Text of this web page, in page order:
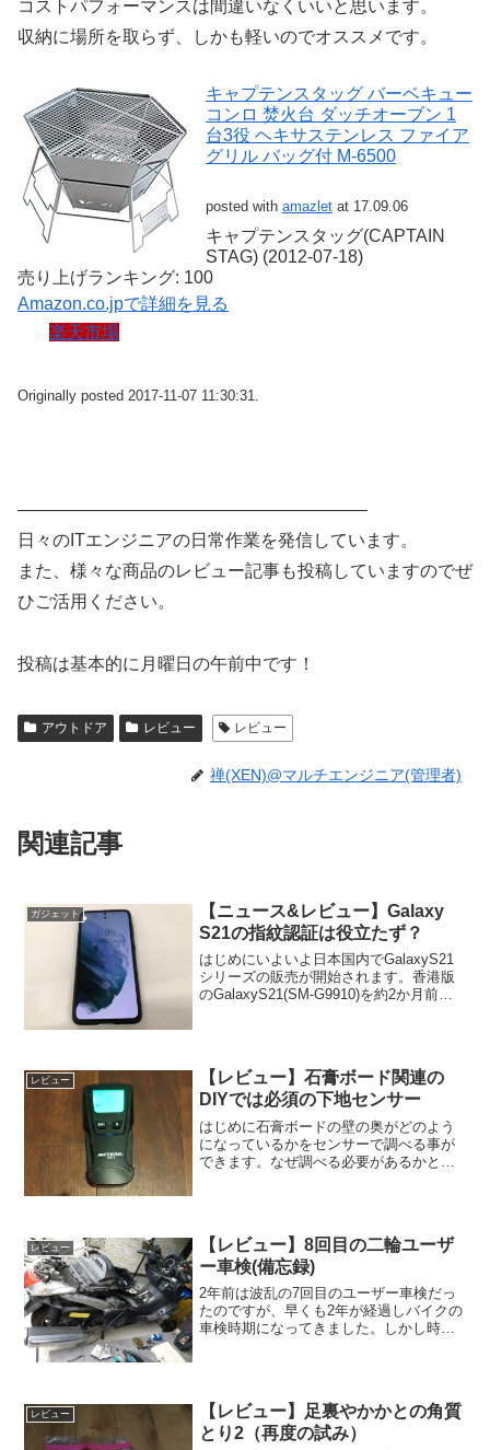
コストパフォーマンスは間違いなくいいと思います。
収納に場所を取らず、しかも軽いのでオススメです。
キャプテンスタッグ バーベキュー
コンロ 焚火台 ダッチオーブン 1
台3役 ヘキサステンレス ファイア
グリル バッグ付 M-6500
posted with amazlet at 17.09.06
キャプテンスタッグ(CAPTAIN
STAG) (2012-07-18)
売り上げランキング: 100
Amazon.co.jpで詳細を見る
楽天市場
Originally posted 2017-11-07 11:30:31.
————————————————————
日々のITエンジニアの日常作業を発信しています。
また、様々な商品のレビュー記事も投稿していますのでぜ
ひご活用ください。
投稿は基本的に月曜日の午前中です！
アウトドア レビュー レビュー
禅(XEN)@マルチエンジニア(管理者)
関連記事
ガジェット
【ニュース&レビュー】Galaxy
S21の指紋認証は役立たず？
はじめにいよいよ日本国内でGalaxyS21
シリーズの販売が開始されます。香港版
のGalaxyS21(SM-G9910)を約2か月前か
レビュー
【レビュー】石膏ボード関連の
DIYでは必須の下地センサー
はじめに石膏ボードの壁の奥がどのよう
になっているかをセンサーで調べる事が
できます。なぜ調べる必要があるかとい
レビュー
【レビュー】8回目の二輪ユーザ
ー車検(備忘録)
2年前は波乱の7回目のユーザー車検だっ
たのですが、早くも2年が経過しバイクの
車検時期になってきました。しかし時が
年だったのです...
レビュー
【レビュー】足裏やかかとの角質
とり2（再度の試み）